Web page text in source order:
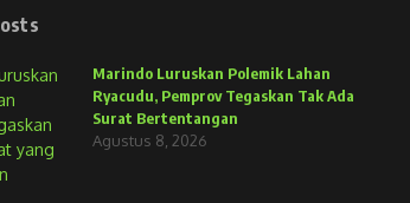
Marindo Luruskan Polemik Lahan
Ryacudu, Pemprov Tegaskan Tak Ada
Surat Bertentangan
Agustus 8, 2026